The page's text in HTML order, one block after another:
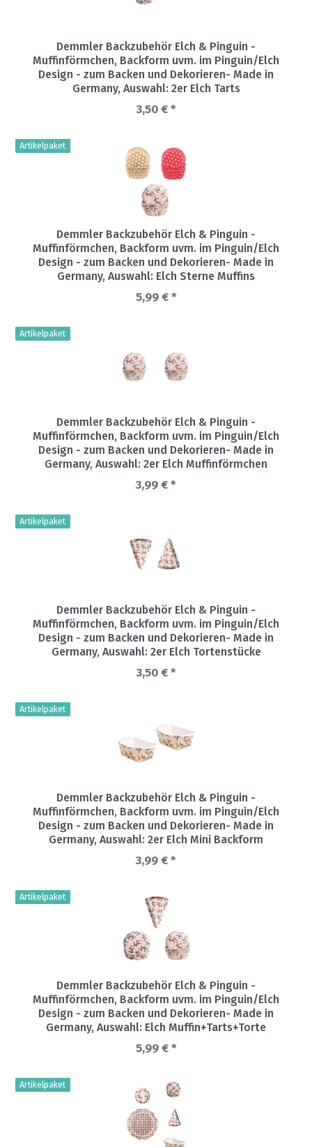
Demmler Backzubehör Elch & Pinguin -
Muffinförmchen, Backform uvm. im Pinguin/Elch
Design - zum Backen und Dekorieren- Made in
Germany, Auswahl: 2er Elch Tarts
3,50 € *
Artikelpaket
Demmler Backzubehör Elch & Pinguin -
Muffinförmchen, Backform uvm. im Pinguin/Elch
Design - zum Backen und Dekorieren- Made in
Germany, Auswahl: Elch Sterne Muffins
5,99 € *
Artikelpaket
Demmler Backzubehör Elch & Pinguin -
Muffinförmchen, Backform uvm. im Pinguin/Elch
Design - zum Backen und Dekorieren- Made in
Germany, Auswahl: 2er Elch Muffinförmchen
3,99 € *
Artikelpaket
Demmler Backzubehör Elch & Pinguin -
Muffinförmchen, Backform uvm. im Pinguin/Elch
Design - zum Backen und Dekorieren- Made in
Germany, Auswahl: 2er Elch Tortenstücke
3,50 € *
Artikelpaket
Demmler Backzubehör Elch & Pinguin -
Muffinförmchen, Backform uvm. im Pinguin/Elch
Design - zum Backen und Dekorieren- Made in
Germany, Auswahl: 2er Elch Mini Backform
3,99 € *
Artikelpaket
Demmler Backzubehör Elch & Pinguin -
Muffinförmchen, Backform uvm. im Pinguin/Elch
Design - zum Backen und Dekorieren- Made in
Germany, Auswahl: Elch Muffin+Tarts+Torte
5,99 € *
Artikelpaket